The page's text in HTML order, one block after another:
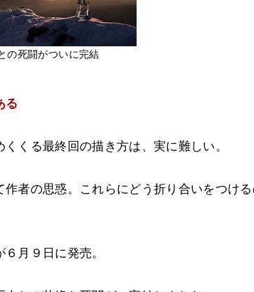
の死闘がついに完結
る
くる最終回の描き方は、実に難しい。
者の思惑。これらにどう折り合いをつけ
月９日に発売。